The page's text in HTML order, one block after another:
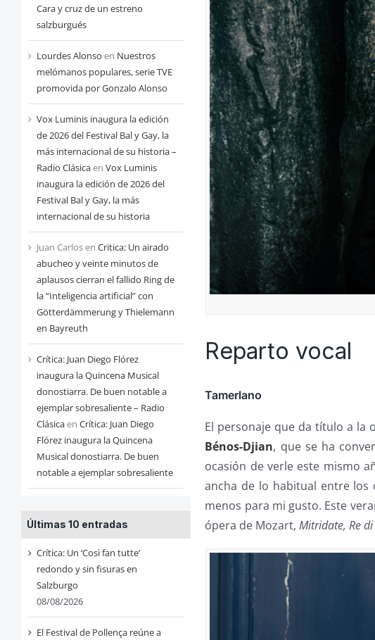
Cara y cruz de un estreno
salzburgués
Lourdes Alonso en Nuestros
melómanos populares, serie TVE
promovida por Gonzalo Alonso
Vox Luminis inaugura la edición
de 2026 del Festival Bal y Gay, la
más internacional de su historia –
Radio Clásicaen Vox Luminis
inaugura la edición de 2026 del
Festival Bal y Gay, la más
internacional de su historia
Juan Carlosen Critica: Un airado
abucheo y veinte minutos de
aplausos cierran el fallido Ring de
la “Inteligencia artificial” con
Götterdämmerung y Thielemann
en Bayreuth
Crítica: Juan Diego Flórez
inaugura la Quincena Musical
donostiarra. De buen notable a
ejemplar sobresaliente – Radio
Clásicaen Crítica: Juan Diego
Flórez inaugura la Quincena
Musical donostiarra. De buen
notable a ejemplar sobresaliente
Últimas 10 entradas
Crítica: Un ‘Così fan tutte’
redondo y sin fisuras en
Salzburgo
08/08/2026
El Festival de Pollença reúne a
Reparto vocal
Tamerlano
El personaje que da título a la
Bénos-Djian, que se ha
ocasión de verle este mismo
ancha de lo habitual entre los
menos para mi gusto. Este
ópera de Mozart,Mitridate, Re